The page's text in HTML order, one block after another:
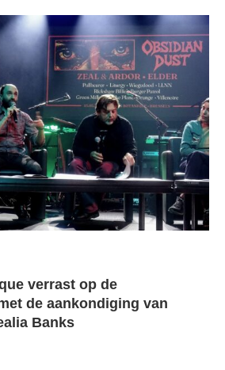
verrast op de
de aankondiging van
Banks